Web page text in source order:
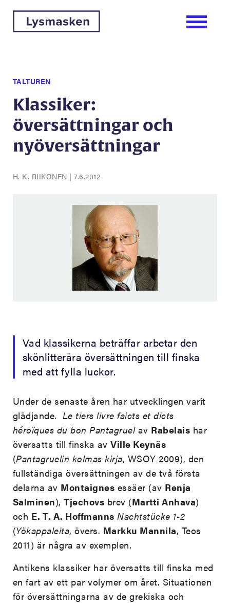
TALTUREN
Klassiker:
översättningar och
nyöversättningar
H. K. RIIKONEN |7.6.2012
Vad klassikerna beträffar arbetar den
skönlitterära översättningen till finska
med att fylla luckor.
Under de senaste åren har utvecklingen varit
glädjande. Le tiers livre faicts et dicts
héroïques du bon Pantagruelav Rabelais har
översatts till finska avVille Keynäs
(Pantagruelin kolmas kirja, WSOY 2009), den
fullständiga översättningen av de två första
delarna av Montaignes essäer (av Renja
Salminen),Tjechovs brev (Martti Anhava)
och E. T. A. Hoffmanns Nachtstücke 1-2
(Yökappaleita, övers. Markku Mannila, Teos
2011) är några av exemplen.
Antikens klassiker har översatts till finska med
en fart av ett par volymer om året. Situationen
för översättningarna av de grekiska och